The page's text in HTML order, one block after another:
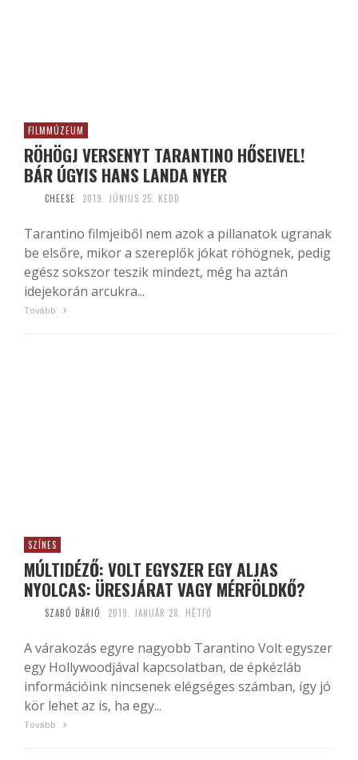
FILMMÚZEUM
RÖHÖGJ VERSENYT TARANTINO HŐSEIVEL!
BÁR ÚGYIS HANS LANDA NYER
CHEESE 2019. JÚNIUS 25. KEDD
Tarantino filmjeiből nem azok a pillanatok ugranak
be elsőre, mikor a szereplők jókat röhögnek, pedig
egész sokszor teszik mindezt, még ha aztán
idejekorán arcukra...
Tovább
SZÍNES
MÚLTIDÉZŐ: VOLT EGYSZER EGY ALJAS
NYOLCAS: ÜRESJÁRAT VAGY MÉRFÖLDKŐ?
SZABÓ DÁRIÓ 2019. JANUÁR 28. HÉTFŐ
A várakozás egyre nagyobb Tarantino Volt egyszer
egy Hollywoodjával kapcsolatban, de épkézláb
információink nincsenek elégséges számban, így jó
kör lehet az is, ha egy...
Tovább